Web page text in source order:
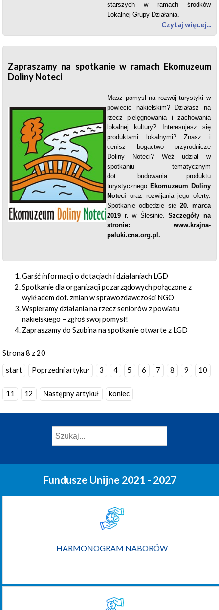
starszych w ramach środków
Lokalnej Grupy Działania.
Czytaj więcej...
Zapraszamy na spotkanie w ramach Ekomuzeum
Doliny Noteci
Masz pomysł na rozwój turystyki w
powiecie nakielskim? Działasz na
rzecz pielęgnowania i zachowania
lokalnej kultury? Interesujesz się
produktami lokalnymi? Znasz i
cenisz bogactwo przyrodnicze
Doliny Noteci? Weź udział w
spotkaniu tematycznym
dot. budowania produktu
turystycznego Ekomuzeum Doliny
Noteci oraz rozwijania jego oferty.
Spotkanie odbędzie się 20. marca
2019 r. w Ślesinie.Szczegóły na
stronie: www.krajna-
paluki.cna.org.pl .
Garść informacji o dotacjach i działaniach LGD
Spotkanie dla organizacji pozarządowych połączone z
wykładem dot. zmian w sprawozdawczości NGO
Wspieramy działania na rzecz seniorów z powiatu
nakielskiego – zgłoś swój pomysł!
Zapraszamy do Szubina na spotkanie otwarte z LGD
Strona 8 z 20
start Poprzedni artykuł 3 4 5 6 7 8 9 10
11 12 Następny artykuł koniec
Fundusze Unijne 2021 - 2027
HARMONOGRAM NABORÓW